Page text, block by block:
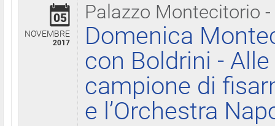
Palazzo Montecitorio
05
NOVEMBRE
2017
Domenica
con Boldrini -
campione di
e l’Orchestra